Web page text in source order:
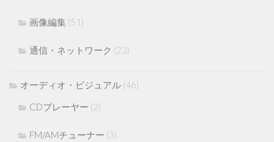
画像編集 (51)
通信・ネットワーク (23)
オーディオ・ビジュアル (46)
CDプレーヤー (2)
FM/AMチューナー (3)